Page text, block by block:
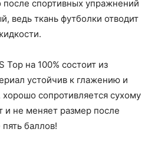
после спортивных упражнений
ведь ткань футболки отводит
Top на 100% состоит из
устойчив к глажению и
сопротивляется сухому
и не меняет размер после
баллов!